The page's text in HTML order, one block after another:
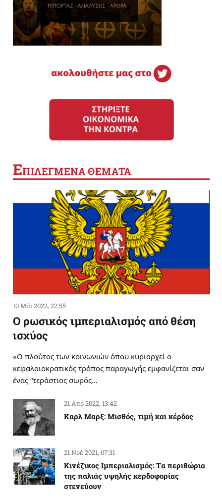
ΕΠΙΛΕΓΜΕΝΑ ΘΕΜΑΤΑ
10 Μάι 2022, 22:55
Ο ρωσικός ιμπεριαλισμός από θέση
ισχύος
«Ο πλούτος των κοινωνιών όπου κυριαρχεί ο
κεφαλαιοκρατικός τρόπος παραγωγής εμφανίζεται σαν
ένας “τεράστιος σωρός…
21 Απρ 2022, 13:42
Καρλ Μαρξ: Μισθός, τιμή και κέρδος
21 Νοέ 2021, 07:31
Κινέζικος Ιμπεριαλισμός: Tα περιθώρια
της παλιάς υψηλής κερδοφορίας
στενεύουν